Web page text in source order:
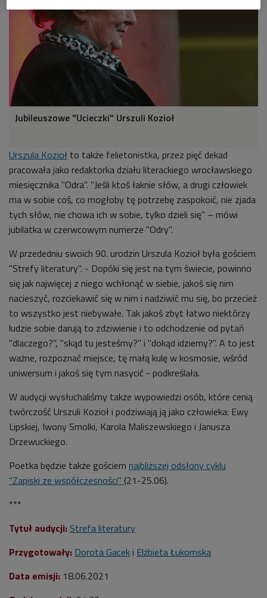
Jubileuszowe "Ucieczki" Urszuli Kozioł
Urszula Kozioł to także felietonistka, przez pięć dekad
pracowała jako redaktorka działu literackiego wrocławskiego
miesięcznika "Odra". "Jeśli ktoś łaknie słów, a drugi człowiek
ma w sobie coś, co mogłoby tę potrzebę zaspokoić, nie zjada
tych słów, nie chowa ich w sobie, tylko dzieli się" – mówi
jubilatka w czerwcowym numerze "Odry".
W przededniu swoich 90. urodzin Urszula Kozioł była gościem
"Strefy literatury". - Dopóki się jest na tym świecie, powinno
się jak najwięcej z niego wchłonąć w siebie, jakoś się nim
nacieszyć, rozciekawić się w nim i nadziwić mu się, bo przecież
to wszystko jest niebywałe. Tak jakoś zbyt łatwo niektórzy
ludzie sobie darują to zdziwienie i to odchodzenie od pytań
"dlaczego?", "skąd tu jesteśmy?" i "dokąd idziemy?". A to jest
ważne, rozpoznać miejsce, tę małą kulę w kosmosie, wśród
uniwersum i jakoś się tym nasycić - podkreślała.
W audycji wysłuchaliśmy także wypowiedzi osób, które cenią
twórczość Urszuli Kozioł i podziwiają ją jako człowieka: Ewy
Lipskiej, Iwony Smolki, Karola Maliszewskiego i Janusza
Drzewuckiego.
Poetka będzie także gościem najbliższej odsłony cyklu
"Zapiski ze współczesności" (21-25.06).
***
Tytuł audycji: Strefa literatury
Przygotowały: Dorota Gacek i Elżbieta Łukomska
Data emisji: 18.06.2021